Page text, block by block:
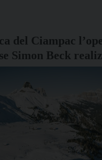
del Ciampac
Simon Beck